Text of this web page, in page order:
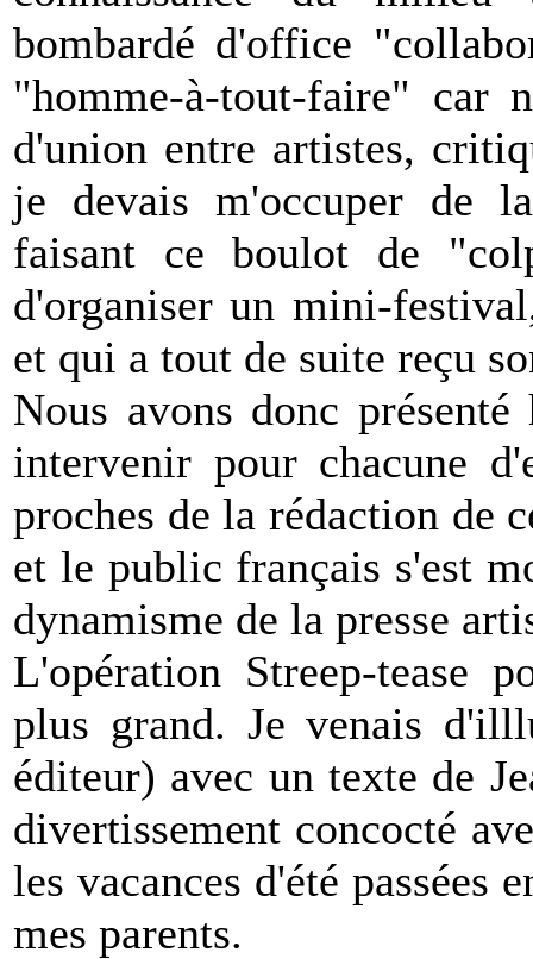
bombardé d'office
"homme-à-tout-faire" car
d'union entre artistes,
je devais m'occuper de
faisant ce boulot de
d'organiser un mini-
et qui a tout de suite reçu
Nous avons donc
intervenir pour chacune
proches de la rédaction de
et le public français s'est
dynamisme de la presse
L'opération Streep-tease
plus grand. Je venais
éditeur) avec un texte de
divertissement concocté
les vacances d'été passées
mes parents.